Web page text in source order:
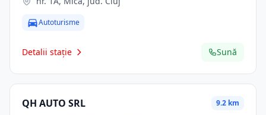
Autoturisme
Detalii stație Sună
QH AUTO SRL 9.2 km